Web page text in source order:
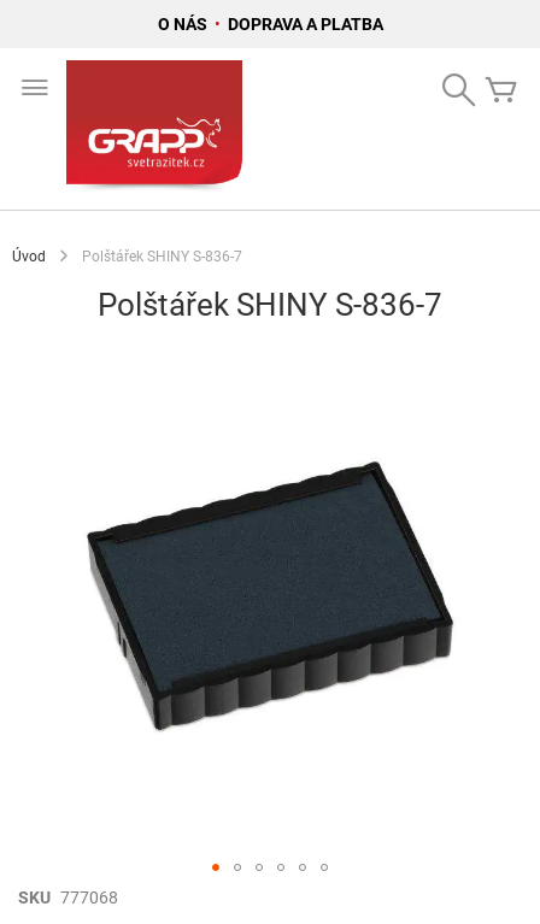
O NÁS • DOPRAVA A PLATBA
Search
Úvod Polštářek SHINY S-836-7
Polštářek SHINY S-836-7
Přeskočit
SKU 777068